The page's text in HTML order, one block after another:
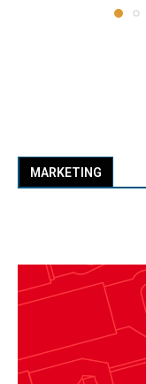
MARKETING